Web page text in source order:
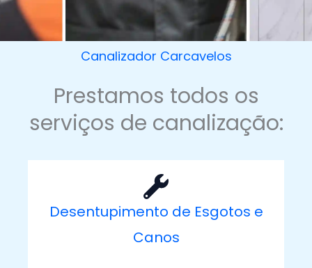
Canalizador Carcavelos
Prestamos todos os
serviços de canalização:
Desentupimento de Esgotos e
Canos